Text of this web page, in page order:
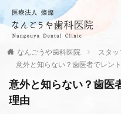
なんごうや歯科医院
スタ
意外と知らない？歯医者でレン
意外と知らない？歯医
理由